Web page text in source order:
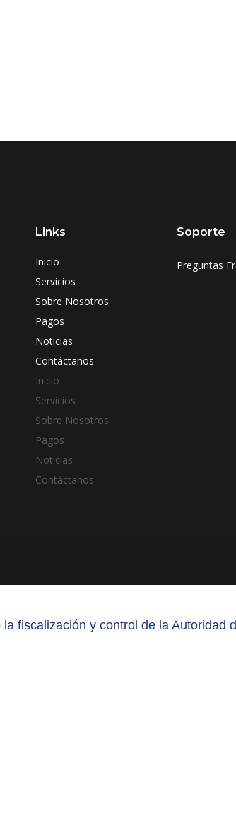
Links
Inicio
Servicios
Sobre Nosotros
Pagos
Noticias
Contáctanos
Inicio
Servicios
Sobre Nosotros
Pagos
Noticias
Contáctanos
Soporte
Preguntas
fiscalización y control de la